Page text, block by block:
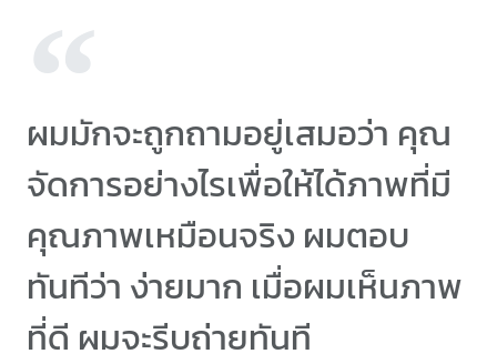
ผมมักจะถูกถามอยู่เสมอว่า คุณ
จัดการอย่างไรเพื่อให้ได้ภาพที่มี
คุณภาพเหมือนจริง ผมตอบ
ทันทีว่า ง่ายมาก เมื่อผมเห็นภาพ
ที่ดี ผมจะรีบถ่ายทันที